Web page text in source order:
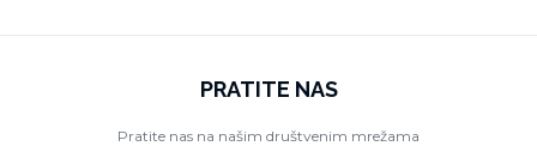
PRATITE NAS
Pratite nas na našim društvenim mrežama